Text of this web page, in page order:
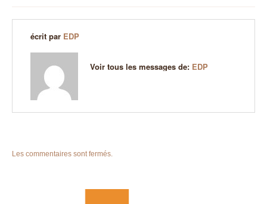
écrit par EDP
Voir tous les messages de: EDP
Les commentaires sont fermés.